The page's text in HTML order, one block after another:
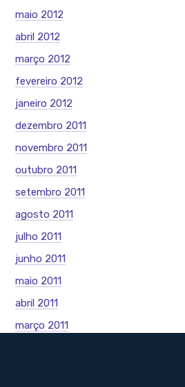
maio 2012
abril 2012
março 2012
fevereiro 2012
janeiro 2012
dezembro 2011
novembro 2011
outubro 2011
setembro 2011
agosto 2011
julho 2011
junho 2011
maio 2011
abril 2011
março 2011